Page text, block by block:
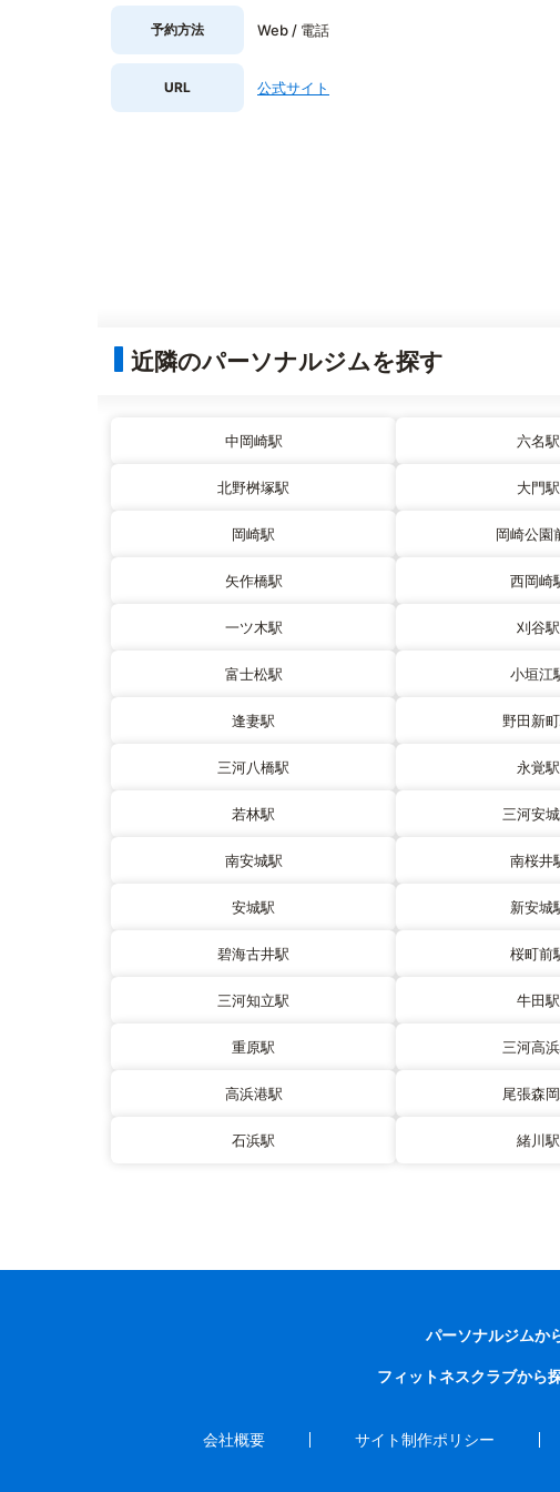
予約方法 Web / 電話
URL 公式サイト
近隣のパーソナルジムを探す
中岡崎駅 六名駅
北野桝塚駅 大門駅
岡崎駅 岡崎公園
矢作橋駅 西岡崎
一ツ木駅 刈谷駅
富士松駅 小垣江
逢妻駅 野田新
三河八橋駅 永覚駅
若林駅 三河安
南安城駅 南桜井
安城駅 新安城
碧海古井駅 桜町前
三河知立駅 牛田駅
重原駅 三河高
高浜港駅 尾張森
石浜駅 緒川駅
パーソナルジムか
フィットネスクラブから
会社概要 サイト制作ポリシー